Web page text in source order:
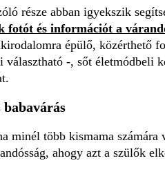
része abban igyekszik
és információt a
épülő, közérthető
-, sőt életmódbeli
babavárás
minél több kismama
ahogy azt a szülők